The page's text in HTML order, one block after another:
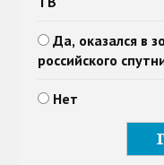
Да, оказался в
российского
Нет